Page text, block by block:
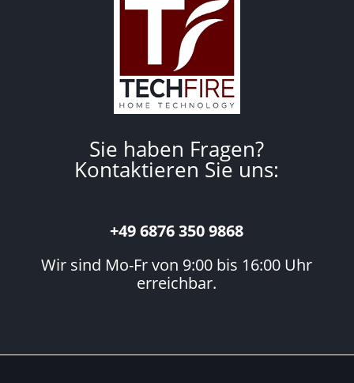
Sie haben Fragen?
Kontaktieren Sie uns:
+49 6876 350 9868
Wir sind Mo-Fr von 9:00 bis 16:00 Uhr
erreichbar.